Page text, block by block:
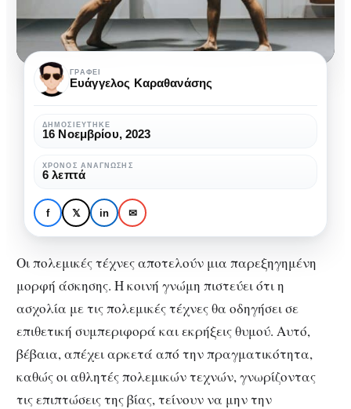
ΣΏΜΑ & ΥΓΕΊΑ
Τα οφέλη των
πολεμικών τεχνών στην
υγεία
οφέλη
των
πολεμικών
τεχνών
στην
υγεία
ΓΡΆΦΕΙ
Ευάγγελος Καραθανάσης
ΔΗΜΟΣΙΕΎΤΗΚΕ
16 Νοεμβρίου, 2023
ΧΡΌΝΟΣ ΑΝΆΓΝΩΣΗΣ
6 λεπτά
f 𝕏 in ✉
Οι πολεμικές τέχνες αποτελούν μια παρεξηγημένη
μορφή άσκησης. Η κοινή γνώμη πιστεύει ότι η
ασχολία με τις πολεμικές τέχνες θα οδηγήσει σε
επιθετική συμπεριφορά και εκρήξεις θυμού. Αυτό,
βέβαια, απέχει αρκετά από την πραγματικότητα,
καθώς οι αθλητές πολεμικών τεχνών, γνωρίζοντας
τις επιπτώσεις της βίας, τείνουν να μην την